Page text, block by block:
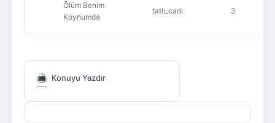
Ölüm Benim
Koynumda
tatlı_cadı 3
Konuyu Yazdır